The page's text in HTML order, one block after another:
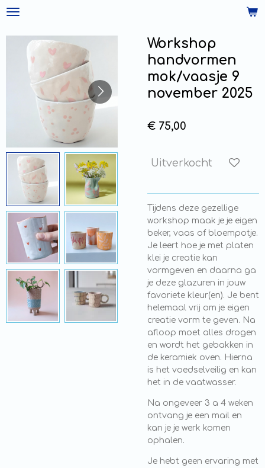
Ga
naar
hoofdinhoud
Workshop
handvormen
mok/vaasje 9
november 2025
€ 75,00
Uitverkocht
Tijdens deze gezellige
workshop maak je je eigen
beker, vaas of bloempotje.
Je leert hoe je met platen
klei je creatie kan
vormgeven en daarna ga
je deze glazuren in jouw
favoriete kleur(en). Je bent
helemaal vrij om je eigen
creatie vorm te geven. Na
afloop moet alles drogen
en wordt het gebakken in
de keramiek oven. Hierna
is het voedselveilig en kan
het in de vaatwasser.
Na ongeveer 3 a 4 weken
ontvang je een mail en
kan je je werk komen
ophalen.
Je hebt geen ervaring met